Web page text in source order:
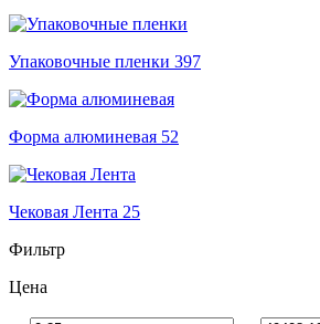
Упаковочные пленки 397
Форма алюминевая 52
Чековая Лента 25
Фильтр
Цена